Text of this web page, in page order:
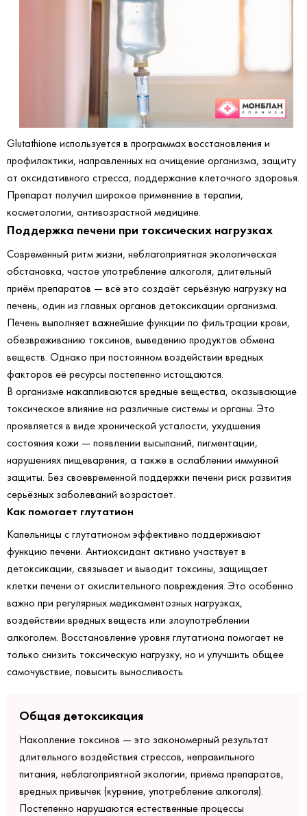
Glutathione используется в программах восстановления и
профилактики, направленных на очищение организма, защиту
от оксидативного стресса, поддержание клеточного здоровья.
Препарат получил широкое применение в терапии,
косметологии, антивозрастной медицине.
Поддержка печени при токсических нагрузках
Современный ритм жизни, неблагоприятная экологическая
обстановка, частое употребление алкоголя, длительный
приём препаратов — всё это создаёт серьёзную нагрузку на
печень, один из главных органов детоксикации организма.
Печень выполняет важнейшие функции по фильтрации крови,
обезвреживанию токсинов, выведению продуктов обмена
веществ. Однако при постоянном воздействии вредных
факторов её ресурсы постепенно истощаются.
В организме накапливаются вредные вещества, оказывающие
токсическое влияние на различные системы и органы. Это
проявляется в виде хронической усталости, ухудшения
состояния кожи — появлении высыпаний, пигментации,
нарушениях пищеварения, а также в ослаблении иммунной
защиты. Без своевременной поддержки печени риск развития
серьёзных заболеваний возрастает.
Как помогает глутатион
Капельницы с глутатионом эффективно поддерживают
функцию печени. Антиоксидант активно участвует в
детоксикации, связывает и выводит токсины, защищает
клетки печени от окислительного повреждения. Это особенно
важно при регулярных медикаментозных нагрузках,
воздействии вредных веществ или злоупотреблении
алкоголем. Восстановление уровня глутатиона помогает не
только снизить токсическую нагрузку, но и улучшить общее
самочувствие, повысить выносливость.
Общая детоксикация
Накопление токсинов — это закономерный результат
длительного воздействия стрессов, неправильного
питания, неблагоприятной экологии, приёма препаратов,
вредных привычек (курение, употребление алкоголя).
Постепенно нарушаются естественные процессы